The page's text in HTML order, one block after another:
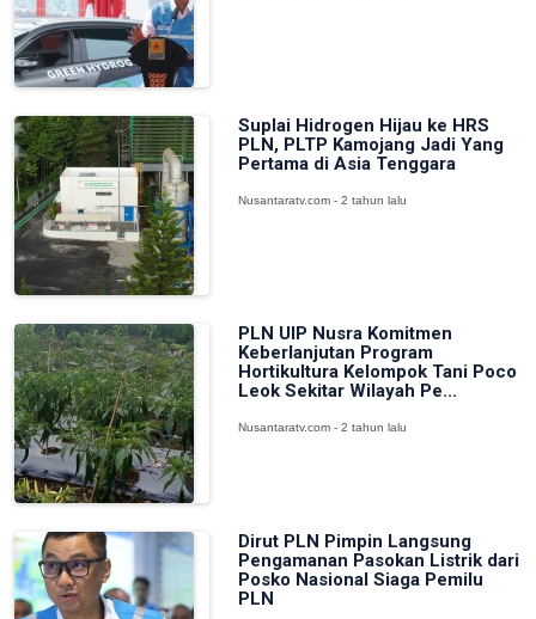
Suplai Hidrogen Hijau ke HRS
PLN, PLTP Kamojang Jadi Yang
Pertama di Asia Tenggara
Nusantaratv.com - 2 tahun lalu
PLN UIP Nusra Komitmen
Keberlanjutan Program
Hortikultura Kelompok Tani Poco
Leok Sekitar Wilayah Pe...
Nusantaratv.com - 2 tahun lalu
Dirut PLN Pimpin Langsung
Pengamanan Pasokan Listrik dari
Posko Nasional Siaga Pemilu
PLN